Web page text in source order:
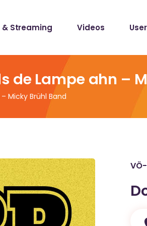
& Streaming Videos
de Lampe ahn –
Micky Brühl Band